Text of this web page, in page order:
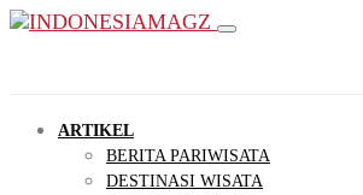
ARTIKEL
BERITA PARIWISATA
DESTINASI WISATA